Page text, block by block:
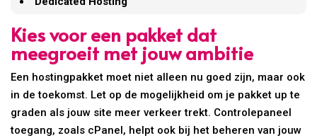
Kies voor een pakket dat
meegroeit met jouw ambitie
Een hostingpakket moet niet alleen nu goed zijn, maar ook
in de toekomst. Let op de mogelijkheid om je pakket up te
graden als jouw site meer verkeer trekt. Controlepaneel
toegang, zoals cPanel, helpt ook bij het beheren van jouw